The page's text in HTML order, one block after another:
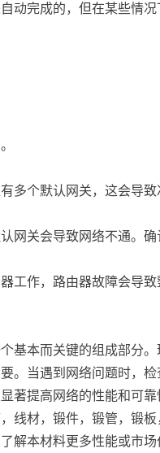
动完成的，但在某些情
多个默认网关，这会导
网关会导致网络不通。
工作，路由器故障会导
基本而关键的组成部分
。当遇到网络问题时，
著提高网络的性能和可靠
线材，锻件，锻管，锻
解本材料更多性能或市场